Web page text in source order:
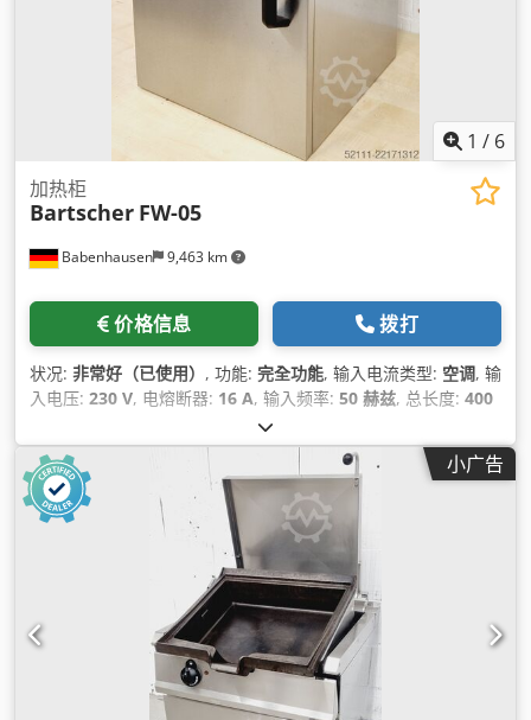
1 / 6
Babenhausen 9,463 km
加热柜
Bartscher FW-05
价格信息 拨打
状况: 非常好（已使用） , 功能: 完全功能, 输入电流类型: 空调, 输
入电压: 230 V, 电熔断器: 16 A, 输入频率: 50 赫兹, 总长度: 400
小广告